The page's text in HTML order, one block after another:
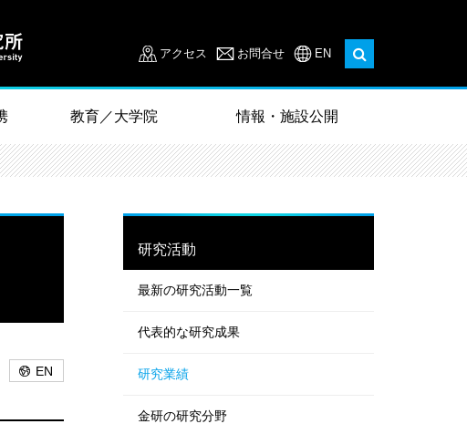
アクセス お問合せ EN
教育／大学院 情報・施設公開
EN
研究活動
最新の研究活動一覧
代表的な研究成果
研究業績
金研の研究分野